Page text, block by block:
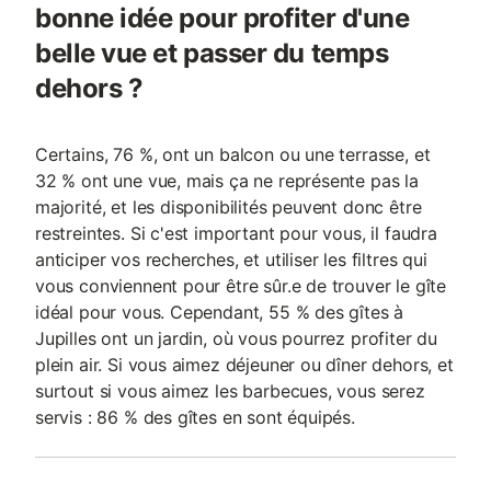
bonne idée pour profiter d'une
belle vue et passer du temps
dehors ?
Certains, 76 %, ont un balcon ou une terrasse, et
32 % ont une vue, mais ça ne représente pas la
majorité, et les disponibilités peuvent donc être
restreintes. Si c'est important pour vous, il faudra
anticiper vos recherches, et utiliser les filtres qui
vous conviennent pour être sûr.e de trouver le gîte
idéal pour vous. Cependant, 55 % des gîtes à
Jupilles ont un jardin, où vous pourrez profiter du
plein air. Si vous aimez déjeuner ou dîner dehors, et
surtout si vous aimez les barbecues, vous serez
servis : 86 % des gîtes en sont équipés.